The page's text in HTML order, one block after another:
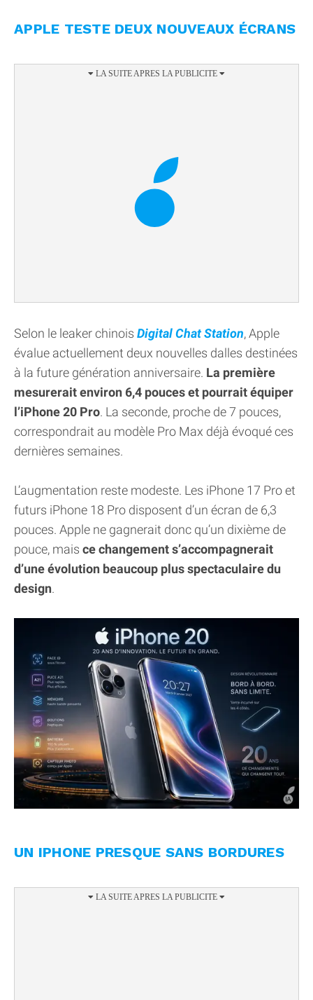
APPLE TESTE DEUX NOUVEAUX ÉCRANS
Selon le leaker chinois Digital Chat Station, Apple
évalue actuellement deux nouvelles dalles destinées
à la future génération anniversaire. La première
mesurerait environ 6,4 pouces et pourrait équiper
l’iPhone 20 Pro. La seconde, proche de 7 pouces,
correspondrait au modèle Pro Max déjà évoqué ces
dernières semaines.
L’augmentation reste modeste. Les iPhone 17 Pro et
futurs iPhone 18 Pro disposent d’un écran de 6,3
pouces. Apple ne gagnerait donc qu’un dixième de
pouce, mais ce changement s’accompagnerait
d’une évolution beaucoup plus spectaculaire du
design.
UN IPHONE PRESQUE SANS BORDURES